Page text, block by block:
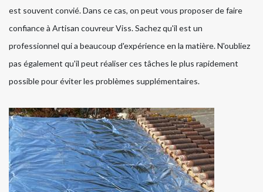
est souvent convié. Dans ce cas, on peut vous proposer de faire
confiance à Artisan couvreur Viss. Sachez qu'il est un
professionnel qui a beaucoup d'expérience en la matière. N'oubliez
pas également qu'il peut réaliser ces tâches le plus rapidement
possible pour éviter les problèmes supplémentaires.